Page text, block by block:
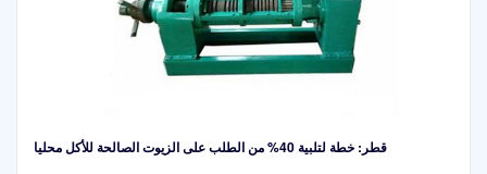
قطر: خطة لتلبية 40% من الطلب على الزيوت الصالحة للأكل محليا